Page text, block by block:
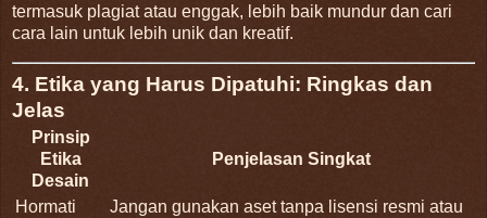
termasuk plagiat atau enggak, lebih baik mundur dan cari
cara lain untuk lebih unik dan kreatif.
4. Etika yang Harus Dipatuhi: Ringkas dan
Jelas
Prinsip
Etika
Desain
Penjelasan Singkat
Hormati
Jangan gunakan aset tanpa lisensi resmi atau